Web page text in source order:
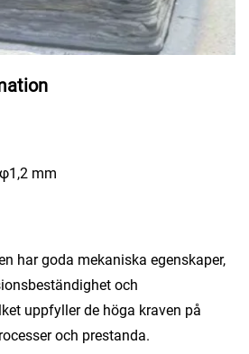
φ1,2 mm
har goda mekaniska egenskaper,
och
uppfyller de höga kraven på
och prestanda.